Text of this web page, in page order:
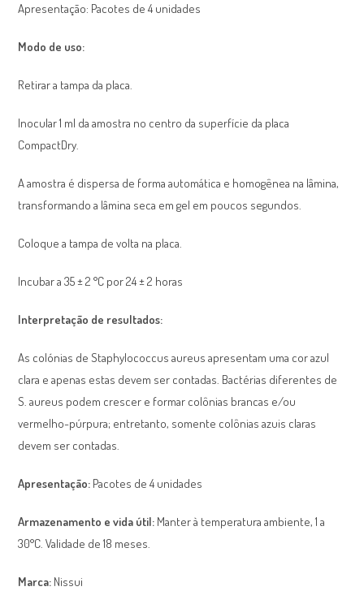
Apresentação: Pacotes de 4 unidades
Modo de uso:
Retirar a tampa da placa.
Inocular 1 ml da amostra no centro da superfície da placa
CompactDry.
A amostra é dispersa de forma automática e homogênea na lâmina,
transformando a lâmina seca em gel em poucos segundos.
Coloque a tampa de volta na placa.
Incubar a 35 ± 2 °C por 24 ± 2 horas
Interpretação de resultados:
As colónias de Staphylococcus aureus apresentam uma cor azul
clara e apenas estas devem ser contadas. Bactérias diferentes de
S. aureus podem crescer e formar colônias brancas e/ou
vermelho-púrpura; entretanto, somente colônias azuis claras
devem ser contadas.
Apresentação: Pacotes de 4 unidades
Armazenamento e vida útil: Manter à temperatura ambiente, 1 a
30°C. Validade de 18 meses.
Marca: Nissui